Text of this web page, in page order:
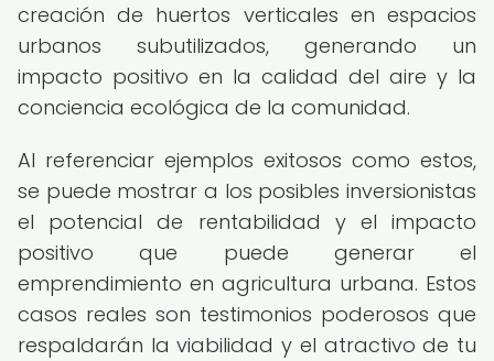
creación de huertos verticales en espacios
urbanos subutilizados, generando un
impacto positivo en la calidad del aire y la
conciencia ecológica de la comunidad.
Al referenciar ejemplos exitosos como estos,
se puede mostrar a los posibles inversionistas
el potencial de rentabilidad y el impacto
positivo que puede generar el
emprendimiento en agricultura urbana. Estos
casos reales son testimonios poderosos que
respaldarán la viabilidad y el atractivo de tu